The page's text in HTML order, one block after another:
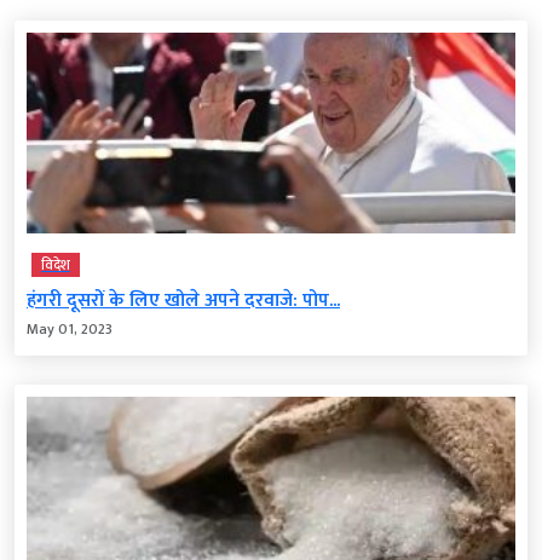
विदेश
हंगरी दूसरों के लिए खोले अपने दरवाजे: पोप...
May 01, 2023